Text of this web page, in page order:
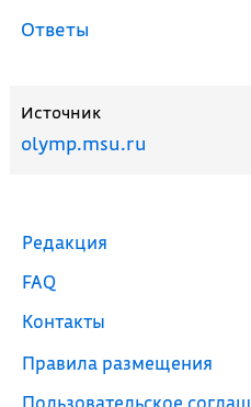
Ответы
Источник
olymp.msu.ru
Редакция
FAQ
Контакты
Правила размещения
Пользовательское